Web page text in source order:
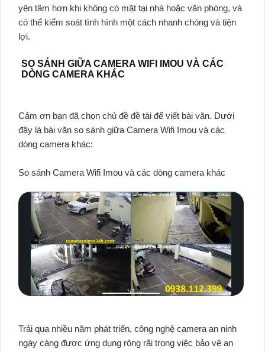
yên tâm hơn khi không có mặt tại nhà hoặc văn phòng, và
có thể kiểm soát tình hình một cách nhanh chóng và tiện
lợi.
SO SÁNH GIỮA CAMERA WIFI IMOU VÀ CÁC
DÒNG CAMERA KHÁC
Cảm ơn bạn đã chọn chủ đề đề tài để viết bài văn. Dưới
đây là bài văn so sánh giữa Camera Wifi Imou và các
dòng camera khác:
So sánh Camera Wifi Imou và các dòng camera khác
Trải qua nhiều năm phát triển, công nghệ camera an ninh
ngày càng được ứng dụng rộng rãi trong việc bảo vệ an